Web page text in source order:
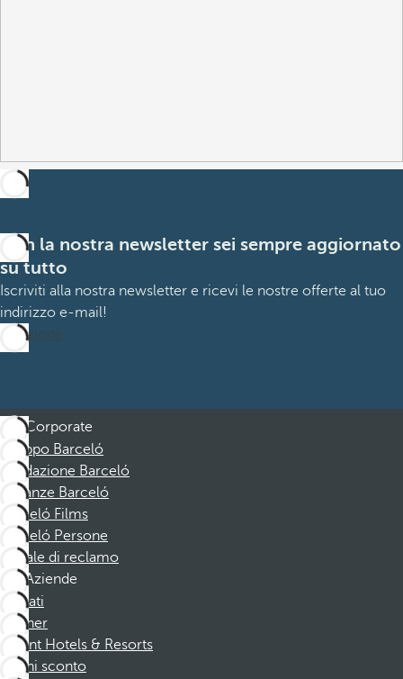
Con la nostra newsletter sei sempre aggiornato
su tutto
Iscriviti alla nostra newsletter e ricevi le nostre offerte al tuo
indirizzo e-mail!
Iscrizione
Corporate
Gruppo Barceló
Fondazione Barceló
Vacanze Barceló
Barceló Films
Barceló Persone
Canale di reclamo
Aziende
Affiliati
Partner
Dorint Hotels & Resorts
Buoni sconto